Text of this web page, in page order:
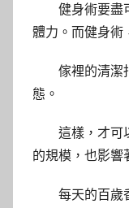
健身術要盡
體力。而健身術
傢裡的清潔
態。
這樣，才可
的規模，也影響
每天的百歲